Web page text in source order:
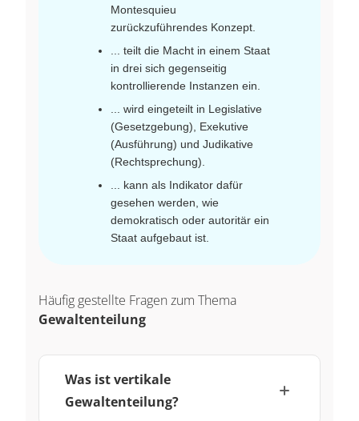
Montesquieu
zurückzuführendes Konzept.
... teilt die Macht in einem Staat
in drei sich gegenseitig
kontrollierende Instanzen ein.
... wird eingeteilt in Legislative
(Gesetzgebung), Exekutive
(Ausführung) und Judikative
(Rechtsprechung).
... kann als Indikator dafür
gesehen werden, wie
demokratisch oder autoritär ein
Staat aufgebaut ist.
Häufig gestellte Fragen zum Thema
Gewaltenteilung
Was ist vertikale
Gewaltenteilung?